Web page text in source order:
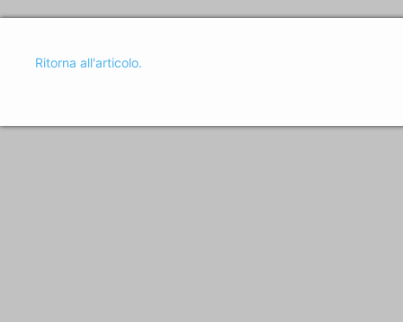
Ritorna all'articolo.